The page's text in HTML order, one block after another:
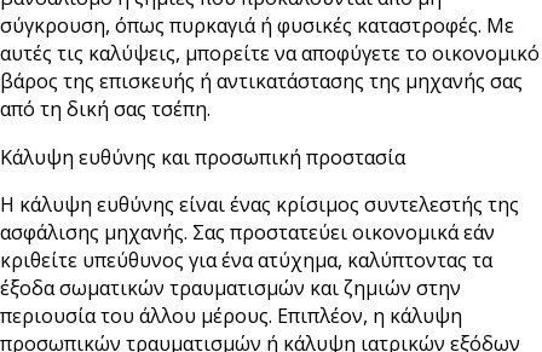
σύγκρουση, όπως πυρκαγιά ή φυσικές καταστροφές. Με
αυτές τις καλύψεις, μπορείτε να αποφύγετε το οικονομικό
βάρος της επισκευής ή αντικατάστασης της μηχανής σας
από τη δική σας τσέπη.
Κάλυψη ευθύνης και προσωπική προστασία
Η κάλυψη ευθύνης είναι ένας κρίσιμος συντελεστής της
ασφάλισης μηχανής. Σας προστατεύει οικονομικά εάν
κριθείτε υπεύθυνος για ένα ατύχημα, καλύπτοντας τα
έξοδα σωματικών τραυματισμών και ζημιών στην
περιουσία του άλλου μέρους. Επιπλέον, η κάλυψη
προσωπικών τραυματισμών ή κάλυψη ιατρικών εξόδων